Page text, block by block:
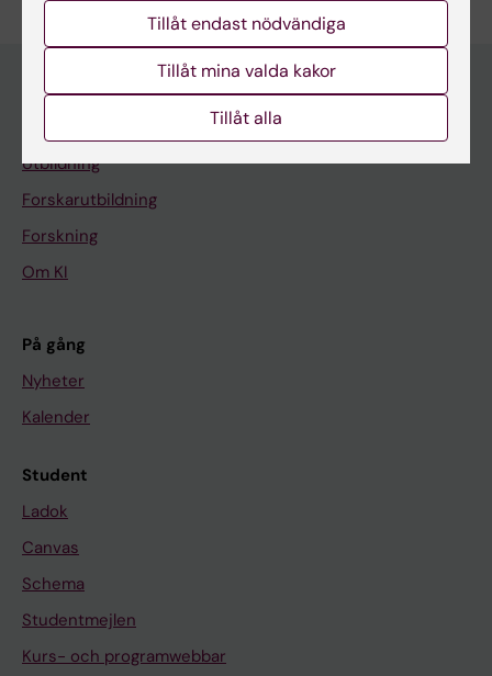
Utbildning
Forskarutbildning
Forskning
Om KI
På gång
Nyheter
Kalender
Student
Ladok
Canvas
Schema
Studentmejlen
Kurs- och programwebbar
Tillåt endast nödvändiga
Tillåt mina valda kakor
Tillåt alla